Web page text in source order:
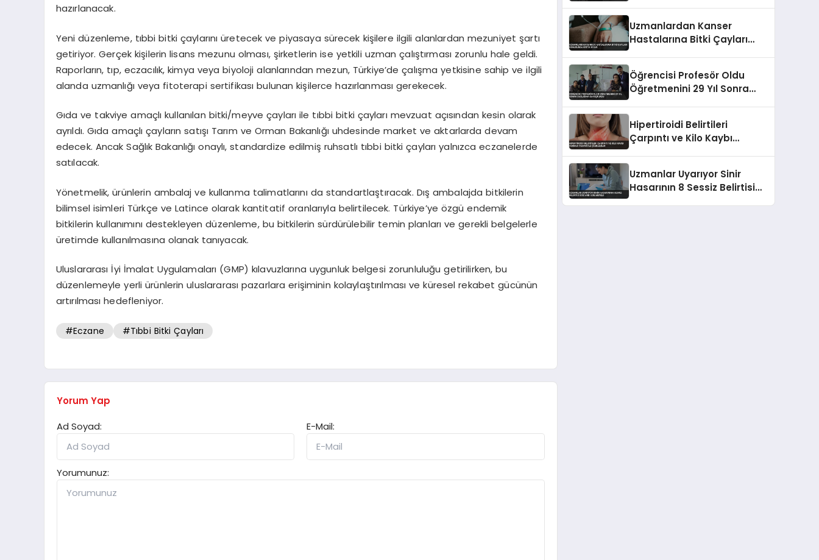
hazırlanacak.
Yeni düzenleme, tıbbi bitki çaylarını üretecek ve piyasaya sürecek kişilere ilgili alanlardan mezuniyet şartı
getiriyor. Gerçek kişilerin lisans mezunu olması, şirketlerin ise yetkili uzman çalıştırması zorunlu hale geldi.
Raporların, tıp, eczacılık, kimya veya biyoloji alanlarından mezun, Türkiye’de çalışma yetkisine sahip ve ilgili
alanda uzmanlığı veya fitoterapi sertifikası bulunan kişilerce hazırlanması gerekecek.
Gıda ve takviye amaçlı kullanılan bitki/meyve çayları ile tıbbi bitki çayları mevzuat açısından kesin olarak
ayrıldı. Gıda amaçlı çayların satışı Tarım ve Orman Bakanlığı uhdesinde market ve aktarlarda devam
edecek. Ancak Sağlık Bakanlığı onaylı, standardize edilmiş ruhsatlı tıbbi bitki çayları yalnızca eczanelerde
satılacak.
Yönetmelik, ürünlerin ambalaj ve kullanma talimatlarını da standartlaştıracak. Dış ambalajda bitkilerin
bilimsel isimleri Türkçe ve Latince olarak kantitatif oranlarıyla belirtilecek. Türkiye’ye özgü endemik
bitkilerin kullanımını destekleyen düzenleme, bu bitkilerin sürdürülebilir temin planları ve gerekli belgelerle
üretimde kullanılmasına olanak tanıyacak.
Uluslararası İyi İmalat Uygulamaları (GMP) kılavuzlarına uygunluk belgesi zorunluluğu getirilirken, bu
düzenlemeyle yerli ürünlerin uluslararası pazarlara erişiminin kolaylaştırılması ve küresel rekabet gücünün
artırılması hedefleniyor.
#Eczane #Tıbbi Bitki Çayları
Yorum Yap
Ad Soyad:
E-Mail:
Yorumunuz:
Uzmanlardan Kanser
Hastalarına Bitki Çayları
Öğrencisi Profesör Oldu
Öğretmenini 29 Yıl Sonra
Hipertiroidi Belirtileri
Çarpıntı ve Kilo Kaybı
Uzmanlar Uyarıyor Sinir
Hasarının 8 Sessiz Belirtisi